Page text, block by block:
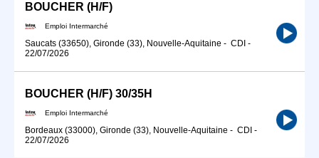
BOUCHER (H/F)
Emploi Intermarché
Saucats (33650), Gironde (33), Nouvelle-Aquitaine - CDI -
22/07/2026
BOUCHER (H/F) 30/35H
Emploi Intermarché
Bordeaux (33000), Gironde (33), Nouvelle-Aquitaine - CDI -
22/07/2026